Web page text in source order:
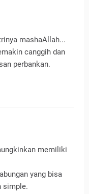
mashaAllah...
canggih dan
perbankan.
memiliki
yang bisa
simple.